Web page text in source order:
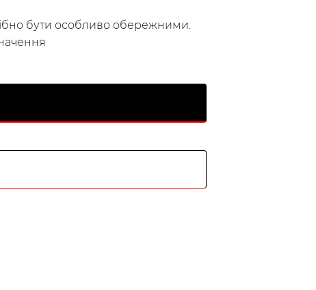
бути особливо обережними.